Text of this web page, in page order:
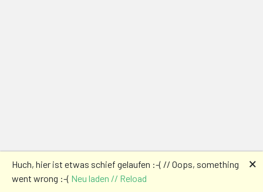
Huch, hier ist etwas schief gelaufen :-( // Oops, something
went wrong :-( Neu laden // Reload
🗙